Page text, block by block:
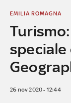
EMILIA ROMAGNA
26 nov 2020 - 12:44